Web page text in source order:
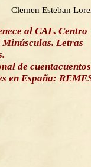
Clemen Esteban
al CAL. Centro
Letras
de
en España: